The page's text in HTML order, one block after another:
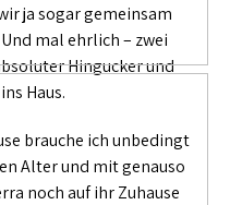
ja sogar gemeinsam
mal ehrlich – zwei
Hingucker und
Haus.
brauche ich unbedingt
Alter und mit genauso
noch auf ihr Zuhause